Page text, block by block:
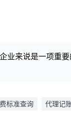
业来说是一项重
标准查询 代理记